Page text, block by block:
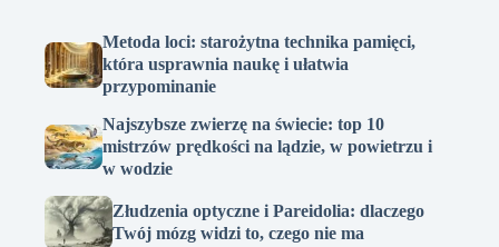
Metoda loci: starożytna technika pamięci,
która usprawnia naukę i ułatwia
przypominanie
Najszybsze zwierzę na świecie: top 10
mistrzów prędkości na lądzie, w powietrzu i
w wodzie
Złudzenia optyczne i Pareidolia: dlaczego
Twój mózg widzi to, czego nie ma